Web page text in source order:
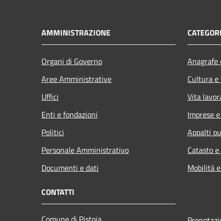
AMMINISTRAZIONE
Organi di Governo
Aree Amministrative
Uffici
Enti e fondazioni
Politici
Personale Amministrativo
Documenti e dati
Cultura
Vita
Imprese
Appalti
Catasto
Mobilità
CONTATTI